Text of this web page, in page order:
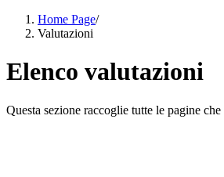
Home Page/
Valutazioni
Elenco valutazioni
Questa sezione raccoglie tutte le pagine